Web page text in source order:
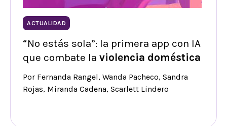
ACTUALIDAD
“No estás sola”: la primera app con IA
que combate la violencia doméstica
Por Fernanda Rangel, Wanda Pacheco, Sandra
Rojas, Miranda Cadena, Scarlett Lindero